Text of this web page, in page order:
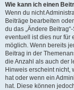
Wie kann ich einen
Wenn du nicht
Beiträge bearbeiten
du das „Ändere
eventuell ist dies nur für
möglich. Wenn bereits
Beitrag in der
die Anzahl als auch der
Hinweis erscheint nicht,
hat oder wenn ein
hat. Diese können